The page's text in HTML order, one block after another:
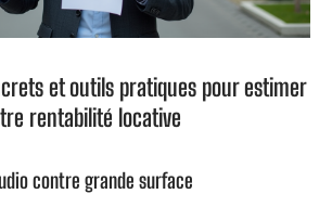
et outils pratiques pour estimer
rentabilité locative
contre grande surface